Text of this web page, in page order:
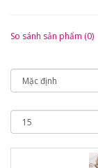
So sánh sản phẩm (0)